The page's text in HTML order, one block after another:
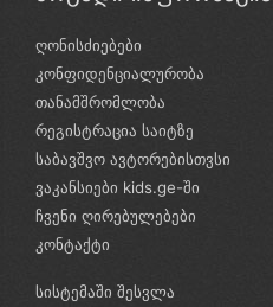
ღონისძიებები
კონფიდენციალურობა
თანამშრომლობა
რეგისტრაცია საიტზე
საბავშვო ავტორებისთვსი
ვაკანსიები kids.ge-ში
ჩვენი ღირებულებები
კონტაქტი
სისტემაში შესვლა